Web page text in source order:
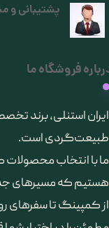
فروشگاه ما
​ایران استنلی، برند
طبیعت‌گردی است.
ما با انتخاب محصولات
هستیم که مسیرهای
از کمپینگ تا سفرهای
پشتیبانی و